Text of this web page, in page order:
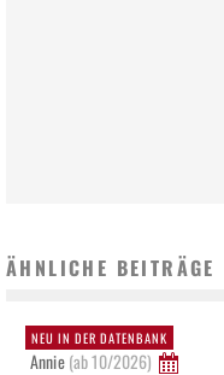
ÄHNLICHE BEITRÄGE
NEU IN DER DATENBANK
Annie(ab 10/2026)